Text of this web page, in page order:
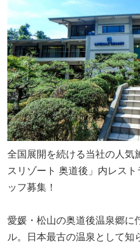
全国展開を続ける当社の人気
スリゾート 奥道後」内レス
ッフ募集！
愛媛・松山の奥道後温泉郷に
ル。日本最古の温泉として知